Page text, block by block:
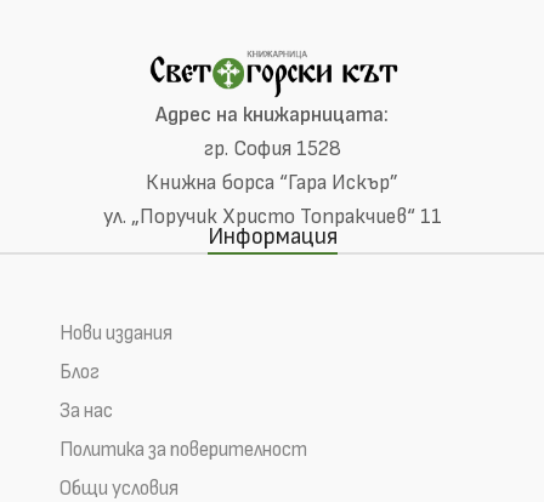
Адрес на книжарницата:
гр. София 1528
Книжна борса “Гара Искър”
ул. „Поручик Христо Топракчиев“ 11
Информация
Нови издания
Блог
За нас
Политика за поверителност
Общи условия